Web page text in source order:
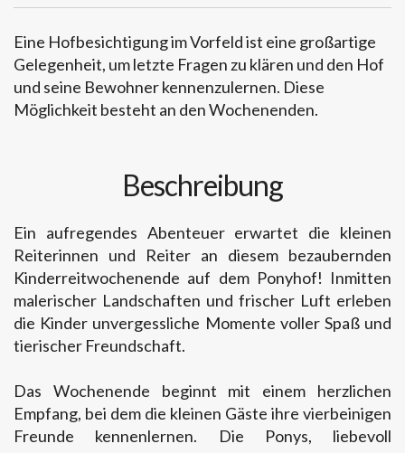
Eine Hofbesichtigung im Vorfeld ist eine großartige
Gelegenheit, um letzte Fragen zu klären und den Hof
und seine Bewohner kennenzulernen. Diese
Möglichkeit besteht an den Wochenenden.
Beschreibung
Ein aufregendes Abenteuer erwartet die kleinen
Reiterinnen und Reiter an diesem bezaubernden
Kinderreitwochenende auf dem Ponyhof! Inmitten
malerischer Landschaften und frischer Luft erleben
die Kinder unvergessliche Momente voller Spaß und
tierischer Freundschaft.
Das Wochenende beginnt mit einem herzlichen
Empfang, bei dem die kleinen Gäste ihre vierbeinigen
Freunde kennenlernen. Die Ponys, liebevoll